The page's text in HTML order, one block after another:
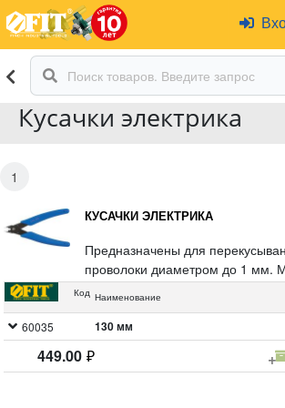
Кусачки электрика
1
КУСАЧКИ ЭЛЕКТРИКА
Предназначены для
проволоки диаметром до 1 мм.
инструментальная сталь, ПВХ
Код Наименование
60035 130 мм
449.00